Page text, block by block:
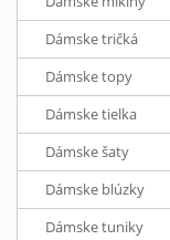
Dámske tričká
Dámske topy
Dámske tielka
Dámske šaty
Dámske blúzky
Dámske tuniky